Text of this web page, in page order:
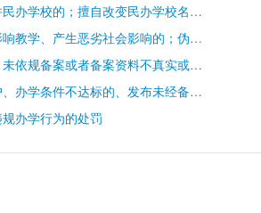
对权限内民办学校擅自分立、合并民办学校的；擅自改变民办学校名称、层次、类别和举办者；发布未经备案的虚假招生简章和广告，骗取钱财的处罚
对权限内民办学校管理混乱严重影响教学、产生恶劣社会影响的；伪造、变造、买卖、出租、出借办学许可证的；恶意终止办学、抽逃资金或者挪用办学经费的处罚
对权限内民办高校违规取得回报、未依规备案或者备案资料不真实或者管理混乱严重影响教育教学的处罚
对权限内民办高校资产不按期过户、办学条件不达标的、发布未经备案的招生简章和广告的、年度检查不合格的处罚
办学行为的处罚